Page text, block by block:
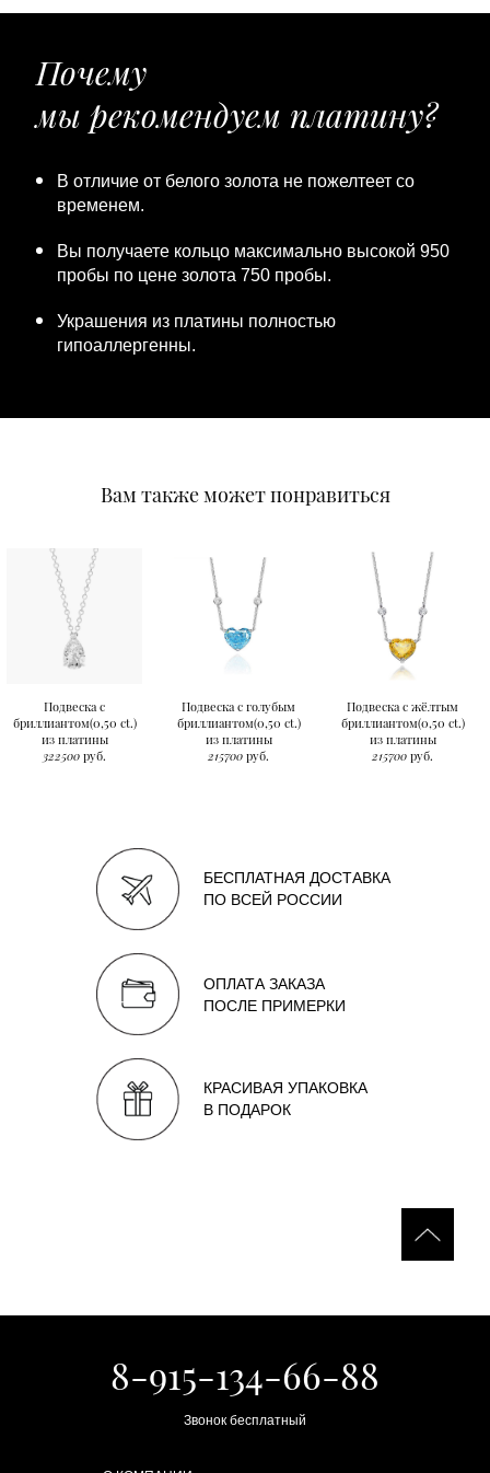
Почему
мы рекомендуем платину?
В отличие от белого золота не пожелтеет со
временем.
Вы получаете кольцо максимально высокой 950
пробы по цене золота 750 пробы.
Украшения из платины полностью
гипоаллергенны.
Вам также может понравиться
Подвеска с
бриллиантом(0,50 ct.)
из платины
322500 руб.
Подвеска с голубым
бриллиантом(0,50 ct.)
из платины
215700 руб.
Подвеска с жёлтым
бриллиантом(0,50 ct.)
из платины
215700 руб.
БЕСПЛАТНАЯ ДОСТАВКА
ПО ВСЕЙ РОССИИ
ОПЛАТА ЗАКАЗА
ПОСЛЕ ПРИМЕРКИ
КРАСИВАЯ УПАКОВКА
В ПОДАРОК
8-915-134-66-88
Звонок бесплатный